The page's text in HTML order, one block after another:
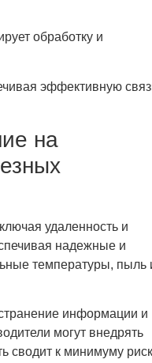
обработку и
эффективную
на
удаленность и
надежные и
температуры, пыль
информации и
могут внедрять
сводит к минимуму